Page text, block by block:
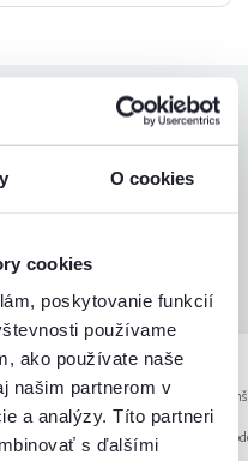
O cookies
cookies
poskytovanie funkcií
používame
ako používate naše
našim partnerom v
a analýzy. Títo partneri
s ďalšími
5,0
hviezdičiek
A
Andrea D.
27.12.2025,
Slovensko
Recenzia pre rovnaký